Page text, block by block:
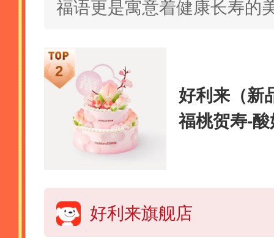
福语更是寓意着健康长寿的
好利来（新
福桃贺寿-
好利来旗舰店